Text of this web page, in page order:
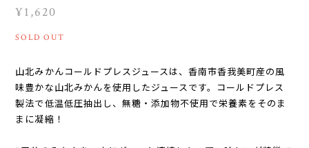
¥1,620
SOLD OUT
山北みかんコールドプレスジュースは、香南市香我美町産の風
味豊かな山北みかんを使用したジュースです。コールドプレス
製法で低温低圧抽出し、無糖・添加物不使用で栄養素をそのま
まに凝縮！